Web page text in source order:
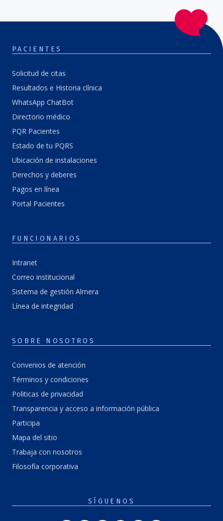
PACIENTES
Solicitud de citas
Resultados e Historia clínica
WhatsApp ChatBot
Directorio médico
PQR Pacientes
Estado de tu PQRS
Ubicación de instalaciones
Derechos y deberes
Pagos en línea
Portal Pacientes
FUNCIONARIOS
Intranet
Correo institucional
Sistema de gestión Almera
Línea de integridad
SOBRE NOSOTROS
Convenios de atención
Términos y condiciones
Politicas de privacidad
Transparencia y acceso a información pública
Participa
Mapa del sitio
Trabaja con nosotros
Filosofía corporativa
SÍGUENOS